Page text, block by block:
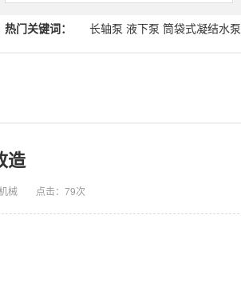
热门关键词： 长轴泵 液下泵 筒袋式凝结水泵
造
械 点击： 79次